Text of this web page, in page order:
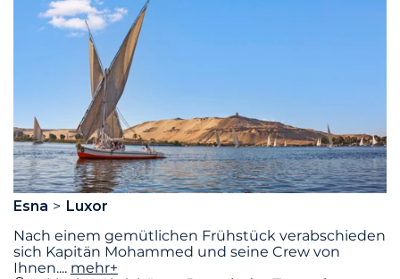
Esna
Luxor
Nach einem gemütlichen Frühstück verabschieden
sich Kapitän Mohammed und seine Crew von
Ihnen.... mehr+